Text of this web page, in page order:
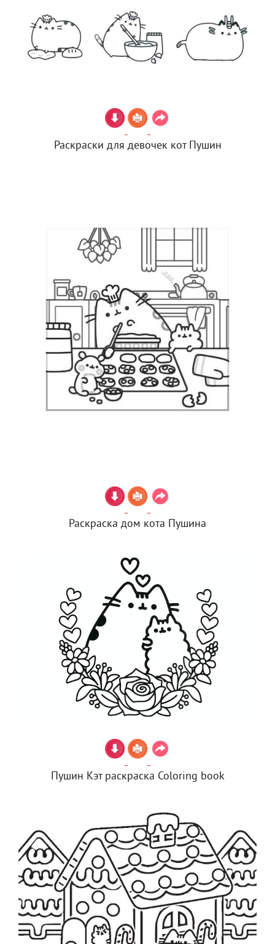
Раскраски для девочек кот Пушин
Раскраска дом кота Пушина
Пушин Кэт раскраска Coloring book